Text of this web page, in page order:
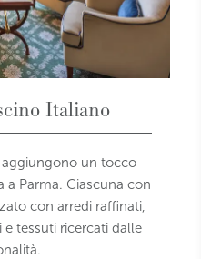
Italiano
aggiungono un tocco
a Parma.Ciascuna con
con arredi raffinati,
tessuti ricercati dalle